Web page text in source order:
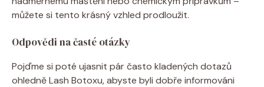
můžete si tento krásný vzhled prodloužit.
Odpovědi na časté otázky
Pojďme si poté ujasnit pár často kladených dotazů
ohledně Lash Botoxu, abyste byli dobře informováni